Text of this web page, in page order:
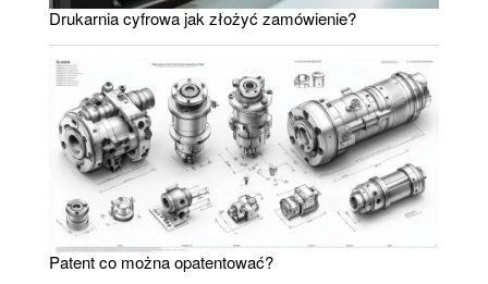
Drukarnia cyfrowa jak złożyć zamówienie?
Patent co można opatentować?